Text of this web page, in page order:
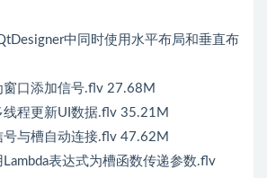
中同时使用水平布局和垂直布
口添加信号.flv 27.68M
程更新UI数据.flv 35.21M
与槽自动连接.flv 47.62M
表达式为槽函数传递参数.flv